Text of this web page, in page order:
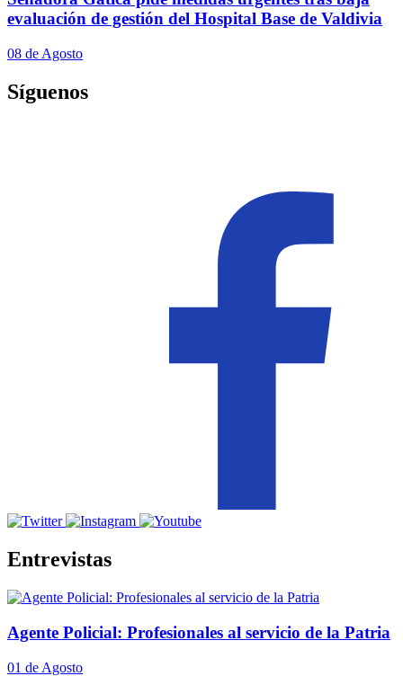
evaluación de gestión del Hospital Base de Valdivia
08 de Agosto
Síguenos
Entrevistas
Agente Policial: Profesionales al servicio de la Patria
01 de Agosto